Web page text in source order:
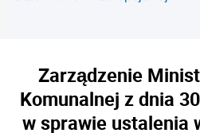
Zarządzenie
Komunalnej z dnia
w sprawie ustalenia